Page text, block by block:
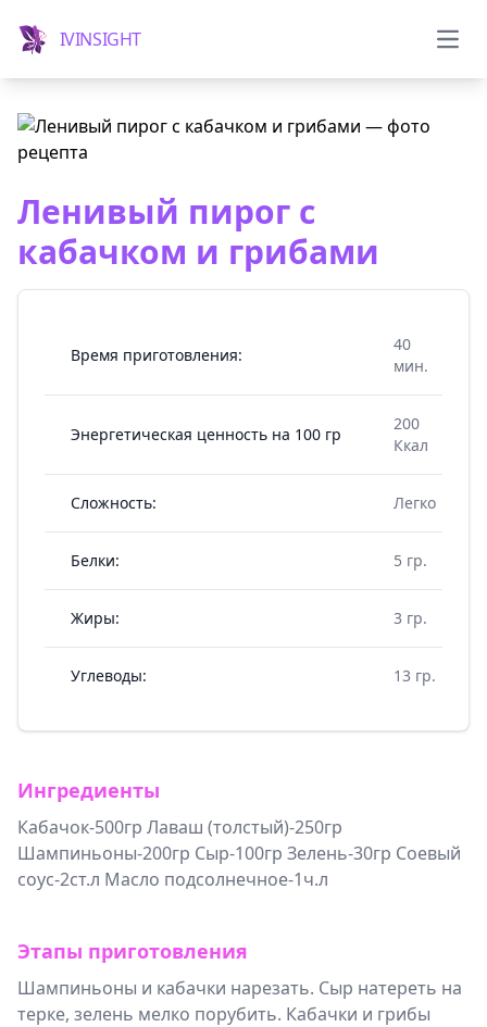
IVINSIGHT
Ленивый пирог с
кабачком и грибами
Время приготовления:
40
мин.
Энергетическая ценность на 100 гр
200
Ккал
Сложность: Легко
Белки: 5 гр.
Жиры: 3 гр.
Углеводы: 13 гр.
Ингредиенты
Кабачок-500гр Лаваш (толстый)-250гр
Шампиньоны-200гр Сыр-100гр Зелень-30гр Соевый
соус-2ст.л Масло подсолнечное-1ч.л
Этапы приготовления
Шампиньоны и кабачки нарезать. Сыр натереть на
терке, зелень мелко порубить. Кабачки и грибы